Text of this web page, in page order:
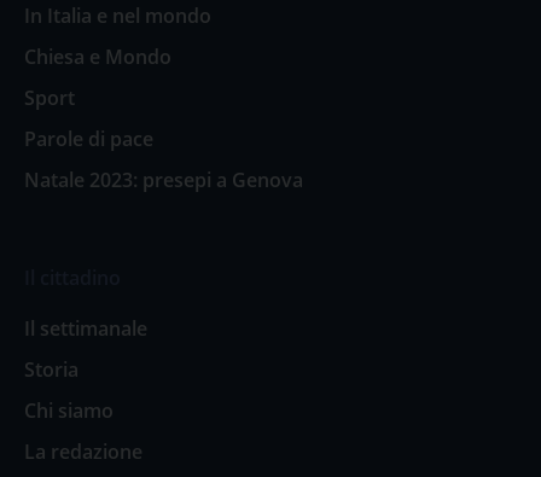
In Italia e nel mondo
Chiesa e Mondo
Sport
Parole di pace
Natale 2023: presepi a Genova
Il settimanale
Storia
Chi siamo
La redazione